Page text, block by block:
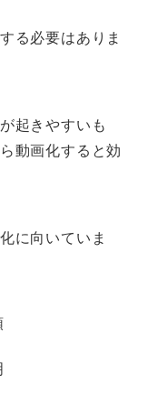
る必要はありま
起きやすいも
動画化すると効
に向いていま